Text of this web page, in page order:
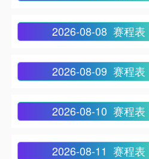
2026-08-08 赛程表
2026-08-09 赛程表
2026-08-10 赛程表
2026-08-11 赛程表